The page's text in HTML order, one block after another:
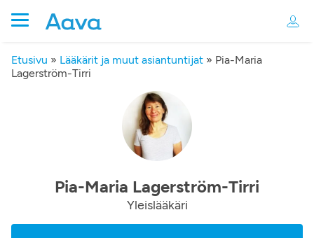
Etusivu » Lääkärit ja muut asiantuntijat » Pia-Maria
Lagerström-Tirri
Pia-Maria Lagerström-Tirri
Yleislääkäri